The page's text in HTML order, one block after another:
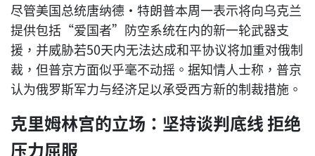
尽管美国总统唐纳德·特朗普本周一表示将向乌克兰
提供包括“爱国者”防空系统在内的新一轮武器支
援，并威胁若50天内无法达成和平协议将加重对俄制
裁，但普京方面似乎毫不动摇。据知情人士称，普京
认为俄罗斯军力与经济足以承受西方新的制裁措施。
克里姆林宫的立场：坚持谈判底线 拒绝
压力屈服